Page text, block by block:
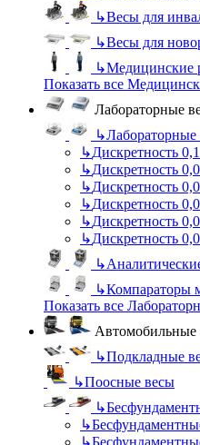
↳Весы для
↳Весы для
↳Медицинские
Показать все
Лабораторные
↳Лабораторные
↳Дискретность
↳Дискретность
↳Дискретность
↳Дискретность
↳Дискретность
↳Дискретность
↳
↳Компараторы
Показать все
Автомобильные
↳Подкладные
↳Поосные весы
↳
↳
↳